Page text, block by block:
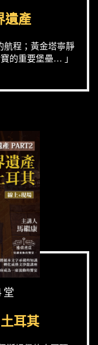
遺產
航程；黃金塔寧靜
的重要堡壘… 」
堂
耳其